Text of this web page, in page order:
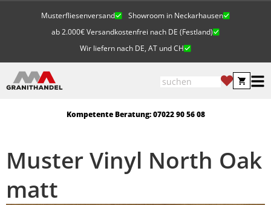
Musterfliesenversand
Showroom in Neckarhausen
ab 2.000€ Versandkostenfrei nach DE (Festland)
Wir liefern nach DE, AT und CH
Kompetente Beratung: 07022 90 56 08
Muster Vinyl North Oak
matt